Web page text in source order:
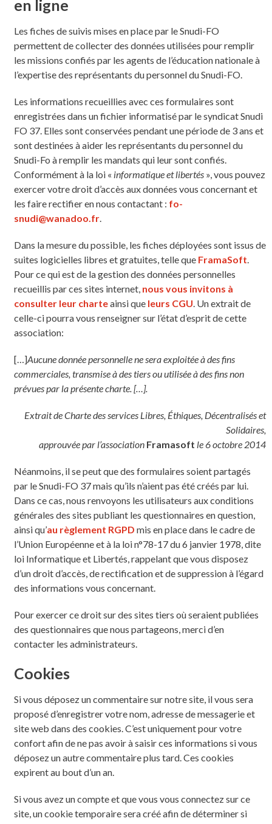
en ligne
Les fiches de suivis mises en place par le Snudi-FO
permettent de collecter des données utilisées pour remplir
les missions confiés par les agents de l’éducation nationale à
l’expertise des représentants du personnel du Snudi-FO.
Les informations recueillies avec ces formulaires sont
enregistrées dans un fichier informatisé par le syndicat Snudi
FO 37. Elles sont conservées pendant une période de 3 ans et
sont destinées à aider les représentants du personnel du
Snudi-Fo à remplir les mandats qui leur sont confiés.
Conformément à la loi « informatique et libertés», vous pouvez
exercer votre droit d’accès aux données vous concernant et
les faire rectifier en nous contactant : fo-
snudi@wanadoo.fr.
Dans la mesure du possible, les fiches déployées sont issus de
suites logicielles libres et gratuites, telle que FramaSoft
Pour ce qui est de la gestion des données personnelles
recueillis par ces sites internet, nous vous invitons à
consulter leur charteainsi que leurs CGU . Un extrait de
celle-ci pourra vous renseigner sur l’état d’esprit de cette
association:
[…]Aucune donnée personnelle ne sera exploitée à des fins
commerciales, transmise à des tiers ou utilisée à des fins non
prévues par la présente charte. […].
Extrait de Charte des services Libres, Éthiques, Décentralisés et
Solidaires,
approuvée par l’association Framasoft le 6 octobre 2014
Néanmoins, il se peut que des formulaires soient partagés
par le Snudi-FO 37 mais qu’ils n’aient pas été créés par lui.
Dans ce cas, nous renvoyons les utilisateurs aux conditions
générales des sites publiant les questionnaires en question,
ainsi qu’au règlement RGPD mis en place dans le cadre de
l’Union Européenne et à la loi n°78-17 du 6 janvier 1978, dite
loi Informatique et Libertés, rappelant que vous disposez
d’un droit d’accès, de rectification et de suppression à l’égard
des informations vous concernant.
Pour exercer ce droit sur des sites tiers où seraient publiées
des questionnaires que nous partageons, merci d’en
contacter les administrateurs.
Cookies
Si vous déposez un commentaire sur notre site, il vous sera
proposé d’enregistrer votre nom, adresse de messagerie et
site web dans des cookies. C’est uniquement pour votre
confort afin de ne pas avoir à saisir ces informations si vous
déposez un autre commentaire plus tard. Ces cookies
expirent au bout d’un an.
Si vous avez un compte et que vous vous connectez sur ce
site, un cookie temporaire sera créé afin de déterminer si